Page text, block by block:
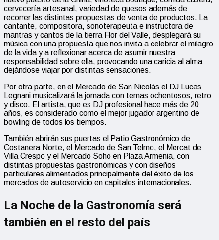
cervecería artesanal, variedad de quesos además de
recorrer las distintas propuestas de venta de productos. La
cantante, compositora, sonoterapeuta e instructora de
mantras y cantos de la tierra Flor del Valle, desplegará su
música con una propuesta que nos invita a celebrar el milagro
de la vida y a reflexionar acerca de asumir nuestra
responsabilidad sobre ella, provocando una caricia al alma
dejándose viajar por distintas sensaciones.
Por otra parte, en el Mercado de San Nicolás el DJ Lucas
Legnani musicalizará la jornada con temas ochentosos, retro
y disco. El artista, que es DJ profesional hace más de 20
años, es considerado como el mejor jugador argentino de
bowling de todos los tiempos.
También abrirán sus puertas el Patio Gastronómico de
Costanera Norte, el Mercado de San Telmo, el Mercat de
Villa Crespo y el Mercado Soho en Plaza Armenia, con
distintas propuestas gastronómicas y con diseños
particulares alimentados principalmente del éxito de los
mercados de autoservicio en capitales internacionales.
La Noche de la Gastronomía será
también en el resto del país